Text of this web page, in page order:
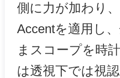
側に力が加わり
Accentを適用し
まスコープを時
は透視下では視